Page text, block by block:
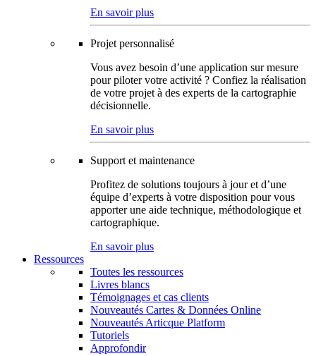
En savoir plus
Projet personnalisé
Vous avez besoin d’une application sur mesure
pour piloter votre activité ? Confiez la réalisation
de votre projet à des experts de la cartographie
décisionnelle.
En savoir plus
Support et maintenance
Profitez de solutions toujours à jour et d’une
équipe d’experts à votre disposition pour vous
apporter une aide technique, méthodologique et
cartographique.
En savoir plus
Ressources
Toutes les ressources
Livres blancs
Témoignages et cas clients
Nouveautés Cartes & Données Online
Nouveautés Articque Platform
Tutoriels
Approfondir